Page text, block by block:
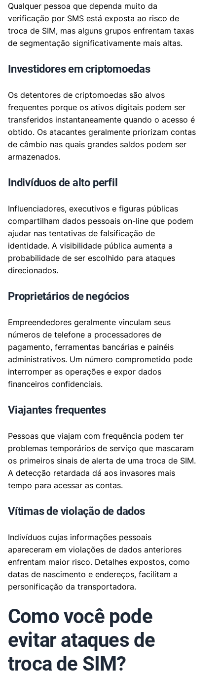
Qualquer pessoa que dependa muito da
verificação por SMS está exposta ao risco de
troca de SIM, mas alguns grupos enfrentam taxas
de segmentação significativamente mais altas.
Investidores em criptomoedas
Os detentores de criptomoedas são alvos
frequentes porque os ativos digitais podem ser
transferidos instantaneamente quando o acesso é
obtido. Os atacantes geralmente priorizam contas
de câmbio nas quais grandes saldos podem ser
armazenados.
Indivíduos de alto perfil
Influenciadores, executivos e figuras públicas
compartilham dados pessoais on-line que podem
ajudar nas tentativas de falsificação de
identidade. A visibilidade pública aumenta a
probabilidade de ser escolhido para ataques
direcionados.
Proprietários de negócios
Empreendedores geralmente vinculam seus
números de telefone a processadores de
pagamento, ferramentas bancárias e painéis
administrativos. Um número comprometido pode
interromper as operações e expor dados
financeiros confidenciais.
Viajantes frequentes
Pessoas que viajam com frequência podem ter
problemas temporários de serviço que mascaram
os primeiros sinais de alerta de uma troca de SIM.
A detecção retardada dá aos invasores mais
tempo para acessar as contas.
Vítimas de violação de dados
Indivíduos cujas informações pessoais
apareceram em violações de dados anteriores
enfrentam maior risco. Detalhes expostos, como
datas de nascimento e endereços, facilitam a
personificação da transportadora.
Como você pode
evitar ataques de
troca de SIM?